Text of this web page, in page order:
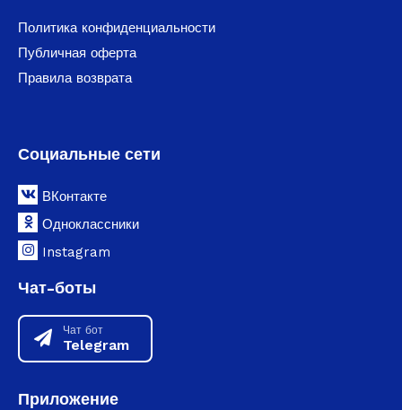
Политика конфиденциальности
Публичная оферта
Правила возврата
Социальные сети
ВКонтакте
Одноклассники
Instagram
Чат-боты
Чат бот
Telegram
Приложение